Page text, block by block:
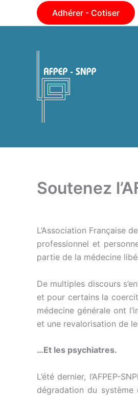
Adhérer - Cotiser
Soutenez
L’Association Française
professionnel et
partie de la médecine
De multiples discours
et pour certains la
médecine générale ont
et une revalorisation de
…Et les psychiatres.
L’été dernier, l’AFPEP-
dégradation du